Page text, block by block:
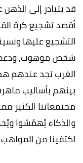
قد يتبادر إلى
أقصد تشجيع كرة
التشجيع عليها
شخص موهوب,
الغرب تجد عندهم
بينهم بأساليب
مجتمعاتنا الكثير
والذكاء يُهمّشوا
اكتفينا من